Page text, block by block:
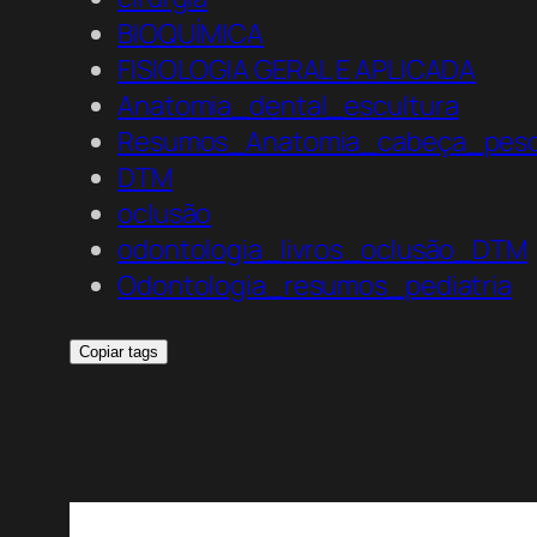
BIOQUÍMICA
FISIOLOGIA GERAL E APLICADA
Anatomia_dental_escultura
DTM
oclusão
odontologia_livros_oclusão_DTM
Odontologia_resumos_pediatria
Copiar tags